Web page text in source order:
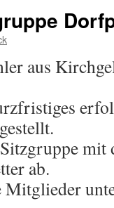
aus
mit
ab.